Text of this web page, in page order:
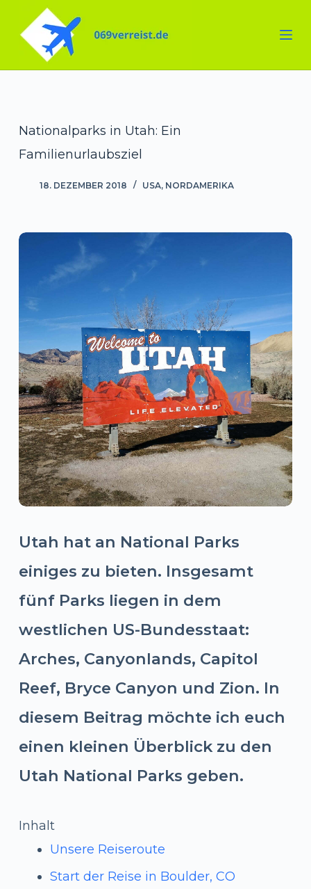
Inhalt
springen
Nationalparks in Utah: Ein
Familienurlaubsziel
18. DEZEMBER 2018 USA, NORDAMERIKA
Utah hat an National Parks
einiges zu bieten. Insgesamt
fünf Parks liegen in dem
westlichen US-Bundesstaat:
Arches, Canyonlands, Capitol
Reef, Bryce Canyon und Zion. In
diesem Beitrag möchte ich euch
einen kleinen Überblick zu den
Utah National Parks geben.
Inhalt
Unsere Reiseroute
Start der Reise in Boulder, CO